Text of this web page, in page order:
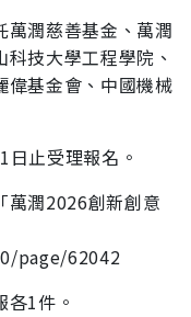
萬潤慈善基金、萬潤
技大學工程學院、
偉基金會、中國機械
止受理報名。
萬潤2026創新創意
page/62042
1件。